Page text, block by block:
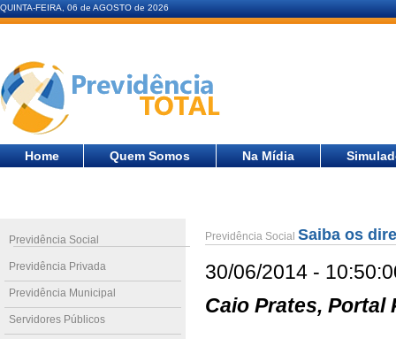
QUINTA-FEIRA, 06 de AGOSTO de 2026
Home Quem Somos Na Mídia
Previdência Social
Previdência Privada
Previdência Municipal
Servidores Públicos
Previdência Social Saiba os
30/06/2014 -
Caio Prates, Portal